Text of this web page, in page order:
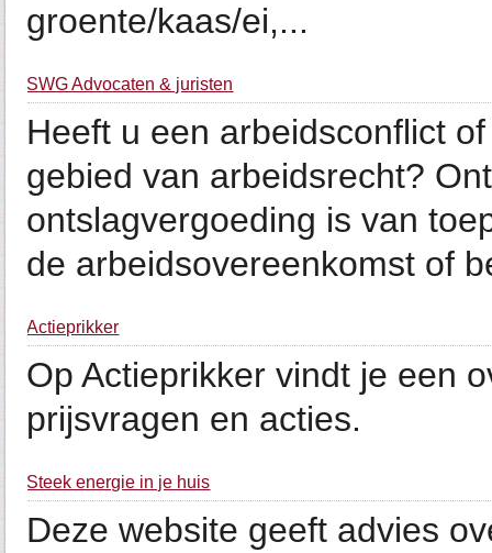
groente/kaas/ei,...
SWG Advocaten & juristen
Heeft u een arbeidsconflict
gebied van arbeidsrecht?
ontslagvergoeding is van
de arbeidsovereenkomst of
Actieprikker
Op Actieprikker vindt je een
prijsvragen en acties.
Steek energie in je huis
Deze website geeft advies